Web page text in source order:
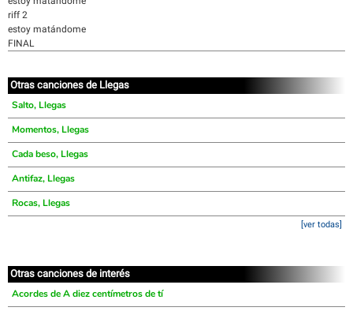
riff 2
estoy matándome
FINAL
Otras canciones de Llegas
Salto, Llegas
Momentos, Llegas
Cada beso, Llegas
Antifaz, Llegas
Rocas, Llegas
[ver todas]
Otras canciones de interés
Acordes de A diez centímetros de tí